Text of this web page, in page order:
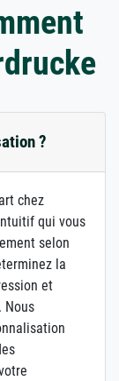
?
chez
qui vous
selon
la
et
Nous